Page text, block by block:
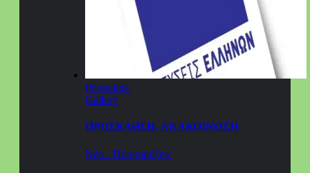
Permalink
Gallery
ΠΡΟΣΚΛΗΣΗ- ΑΝΑΚΟΙΝΩΣΗ
Νέα - Προκηρύξεις